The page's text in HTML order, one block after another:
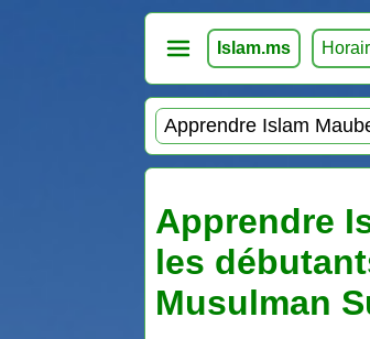
Islam.ms
Apprendre
les
Musulman